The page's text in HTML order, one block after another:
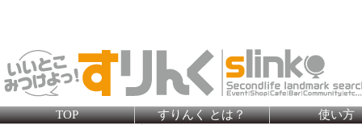
TOP すりんく とは？ 使い方